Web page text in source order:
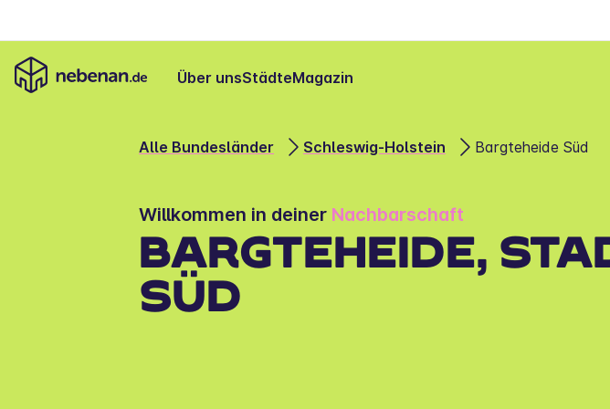
Über unsStädteMagazin
Alle Bundesländer Schleswig-Holstein Bargteheide Süd
Willkommen in deiner Nachbarschaft
BARGTEHEIDE,
SÜD